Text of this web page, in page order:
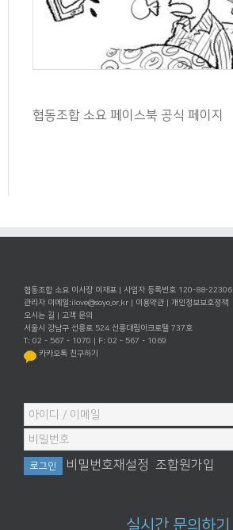
협동조합 소요 페이스북 공식 페이지
협동조합 소요 이사장 이재포 | 사업자 등록번호 120-88-22306
관리자 이메일:ilove@soyo.or.kr 이용약관
개인정보보호정책
오시는 길
고객 문의
서울시 강남구 선릉로 524 선릉대림아크로텔 737호
T: 02 - 567 - 1070 | F: 02 - 567 - 1069
카카오톡 친구하기
비밀번호재설정 조합원가입
실시간 문의하기